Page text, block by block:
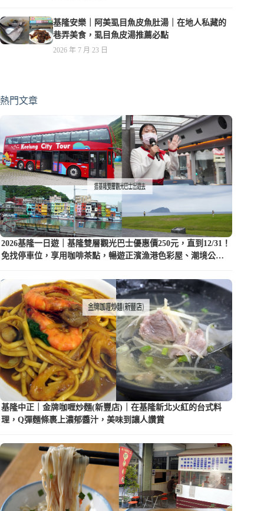
基隆安樂｜阿美虱目魚皮魚肚湯｜在地人私藏的
巷弄美食，虱目魚皮湯推薦必點
2026 年 7 月 23 日
熱門文章
2026基隆一日遊｜基隆雙層觀光巴士優惠價250元，直到12/31！
免找停車位，享用咖啡茶點，暢遊正濱漁港色彩屋、潮境公園
基隆中正｜金牌咖喱炒麵(新豐店)｜在基隆新北火紅的台式料
理，Q彈麵條裹上濃郁醬汁，美味到讓人讚賞